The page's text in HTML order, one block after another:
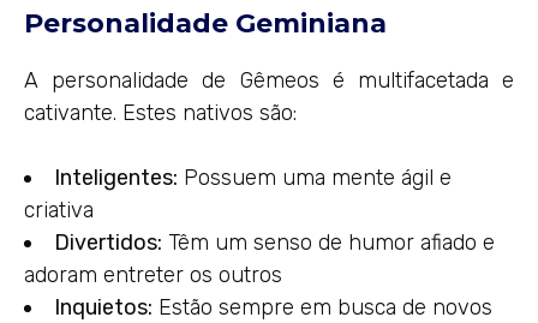
Personalidade Geminiana
A personalidade de Gêmeos é multifacetada e
cativante. Estes nativos são:
Inteligentes: Possuem uma mente ágil e
criativa
Divertidos: Têm um senso de humor afiado e
adoram entreter os outros
Inquietos: Estão sempre em busca de novos